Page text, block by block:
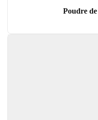
Poudre